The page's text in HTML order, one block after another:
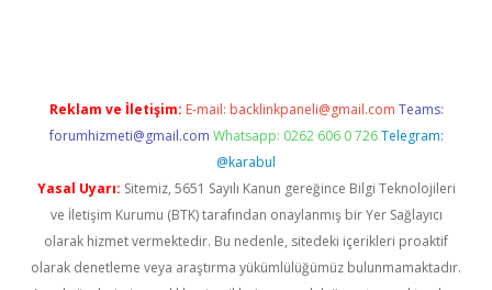
Reklam ve İletişim: E-mail: backlinkpaneli@gmail.com Teams:
forumhizmeti@gmail.com Whatsapp: 0262 606 0 726 Telegram:
@karabul
Yasal Uyarı: Sitemiz, 5651 Sayılı Kanun gereğince Bilgi Teknolojileri
ve İletişim Kurumu (BTK) tarafından onaylanmış bir Yer Sağlayıcı
olarak hizmet vermektedir. Bu nedenle, sitedeki içerikleri proaktif
olarak denetleme veya araştırma yükümlülüğümüz bulunmamaktadır.